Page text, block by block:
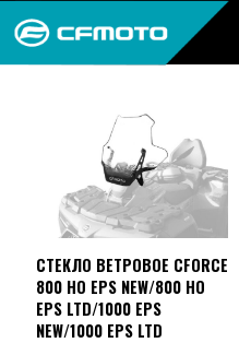
CТЕКЛО ВЕТРОВОЕ CFORCE
800 HO EPS NEW/800 HO
EPS LTD/1000 EPS
NEW/1000 EPS LTD